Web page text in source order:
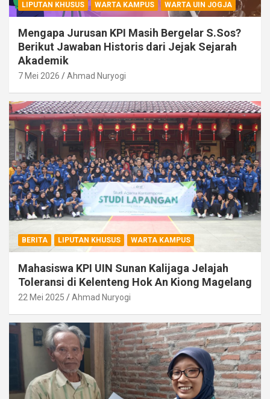
LIPUTAN KHUSUS WARTA KAMPUS WARTA UIN JOGJA
Mengapa Jurusan KPI Masih Bergelar S.Sos?
Berikut Jawaban Historis dari Jejak Sejarah
Akademik
7 Mei 2026 Ahmad Nuryogi
BERITA LIPUTAN KHUSUS WARTA KAMPUS
Mahasiswa KPI UIN Sunan Kalijaga Jelajah
Toleransi di Kelenteng Hok An Kiong Magelang
22 Mei 2025 Ahmad Nuryogi